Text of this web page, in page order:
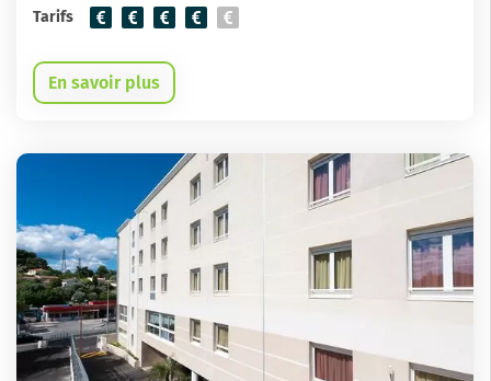
Tarifs
En savoir plus